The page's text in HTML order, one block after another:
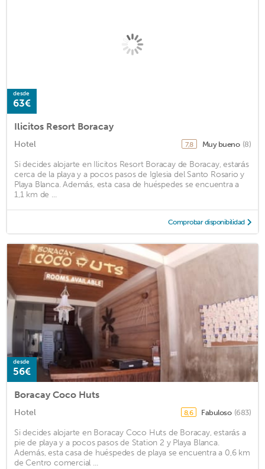
desde
63€
Ilicitos Resort Boracay
Hotel 7,8 Muy bueno (8)
Si decides alojarte en Ilicitos Resort Boracay de Boracay, estarás
cerca de la playa y a pocos pasos de Iglesia del Santo Rosario y
Playa Blanca. Además, esta casa de huéspedes se encuentra a
1,1 km de ...
Comprobar disponibilidad
desde
56€
Boracay Coco Huts
Hotel 8,6 Fabuloso (683)
Si decides alojarte en Boracay Coco Huts de Boracay, estarás a
pie de playa y a pocos pasos de Station 2 y Playa Blanca.
Además, esta casa de huéspedes de playa se encuentra a 0,6 km
de Centro comercial ...